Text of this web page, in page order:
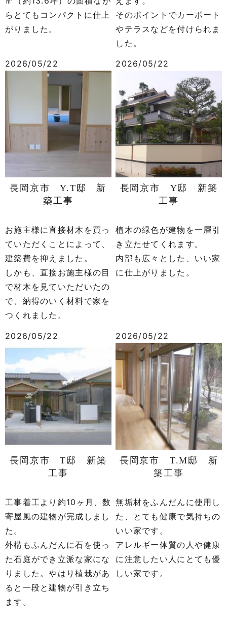
らとてもコンパクトに仕上
がりました。
そのポイントでカーポート
やテラスなどを付けられま
した。
2026/05/22
長岡京市 Y.T邸 新
築工事
お施主様に直接材木を買っ
ていただくことによって、
建築費を抑えました。
しかも、直接お施主様の目
で材木を見ていただいたの
で、納得のいく材料で家を
つくれました。
2026/05/22
長岡京市 Y邸 新築
工事
植木の緑色が建物を一層引
き立たせてくれます。
内部も広々とした、いい家
に仕上がりました。
2026/05/22
長岡京市 T邸 新築
工事
工事着工より約10ヶ月、数
寄屋風の建物が完成しまし
た。
外構もふんだんに石を使っ
た石庭ができ立派な家にな
りました。やはり植栽があ
ると一段と建物が引き立ち
ます。
2026/05/22
長岡京市 T.M邸 新
築工事
無垢材をふんだんに使用し
た、とても健康で気持ちの
いい家です。
アレルギー体質の人や健康
に注意したい人にとても優
しい家です。